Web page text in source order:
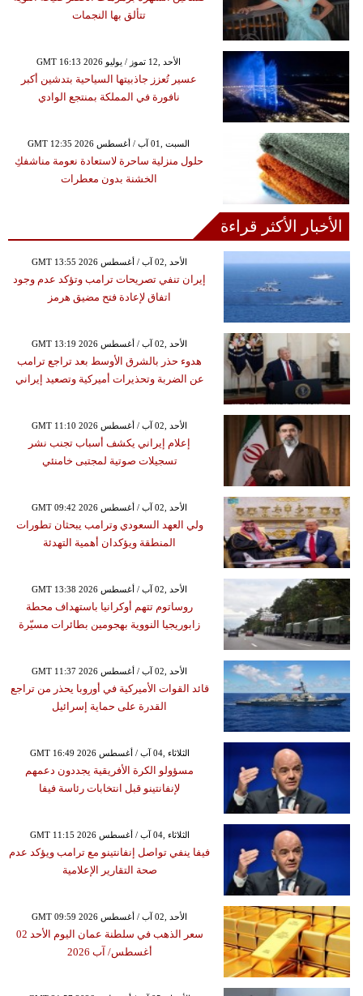
تتألق بها النجمات
GMT 16:13 2026 الأحد ,12 تموز / يوليو
عسير تُعزز جاذبيتها السياحية بتدشين أكبر
نافورة في المملكة بمنتجع الوادي
GMT 12:35 2026 السبت ,01 آب / أغسطس
حلول منزلية ساحرة لاستعادة نعومة مناشفكِ
الخشنة بدون معطرات
الأخبار الأكثر قراءة
GMT 13:55 2026 الأحد ,02 آب / أغسطس
إيران تنفي تصريحات ترامب وتؤكد عدم وجود
اتفاق لإعادة فتح مضيق هرمز
GMT 13:19 2026 الأحد ,02 آب / أغسطس
هدوء حذر بالشرق الأوسط بعد تراجع ترامب
عن الضربة وتحذيرات أميركية وتصعيد إيراني
GMT 11:10 2026 الأحد ,02 آب / أغسطس
إعلام إيراني يكشف أسباب تجنب نشر
تسجيلات صوتية لمجتبى خامنئي
GMT 09:42 2026 الأحد ,02 آب / أغسطس
ولي العهد السعودي وترامب يبحثان تطورات
المنطقة ويؤكدان أهمية التهدئة
GMT 13:38 2026 الأحد ,02 آب / أغسطس
روساتوم تتهم أوكرانيا باستهداف محطة
زابوريجيا النووية بهجومين بطائرات مسيّرة
GMT 11:37 2026 الأحد ,02 آب / أغسطس
قائد القوات الأميركية في أوروبا يحذر من تراجع
القدرة على حماية إسرائيل
GMT 16:49 2026 الثلاثاء ,04 آب / أغسطس
مسؤولو الكرة الأفريقية يجددون دعمهم
لإنفانتينو قبل انتخابات رئاسة فيفا
GMT 11:15 2026 الثلاثاء ,04 آب / أغسطس
فيفا ينفي تواصل إنفانتينو مع ترامب ويؤكد عدم
صحة التقارير الإعلامية
GMT 09:59 2026 الأحد ,02 آب / أغسطس
سعر الذهب في سلطنة عمان اليوم الأحد 02
أغسطس/ آب 2026